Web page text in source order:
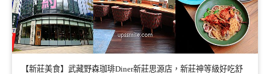
【新莊美食】武藏野森珈琲Diner新莊思源店，新莊神等級好吃舒